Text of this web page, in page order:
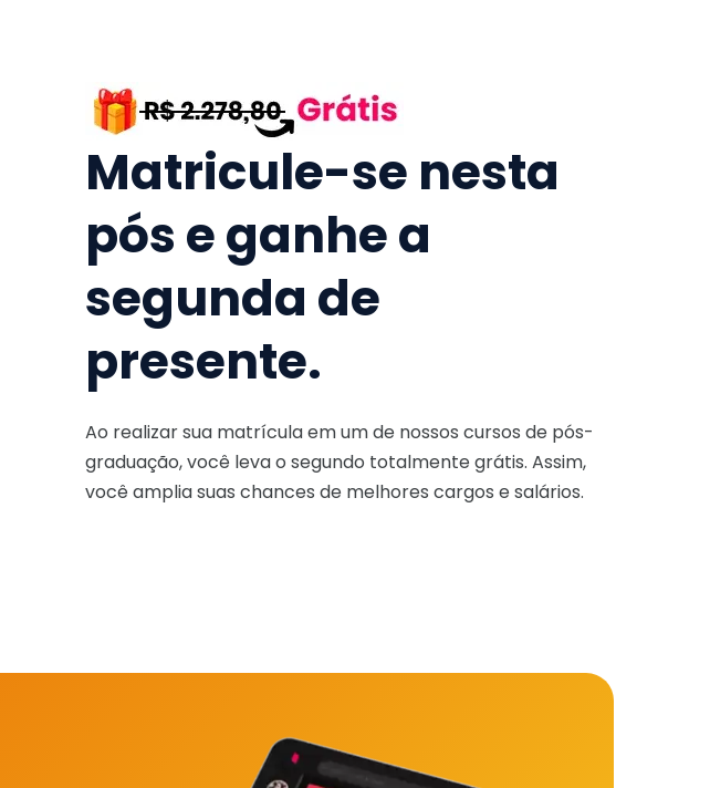
Matricule-se nesta
pós e ganhe a
segunda de
presente.
Ao realizar sua matrícula em um de nossos cursos de pós-
graduação, você leva o segundo totalmente grátis. Assim,
você amplia suas chances de melhores cargos e salários.